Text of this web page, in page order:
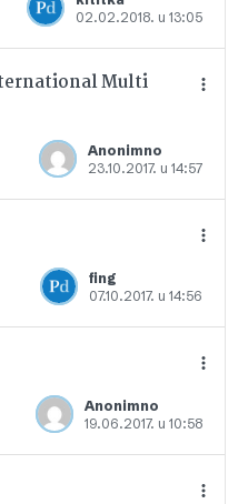
02.02.2018. u 13:05
Dodajte u favorite
Multi
Anonimno
23.10.2017. u 14:57
Dodajte u favorite
fing
07.10.2017. u 14:56
Dodajte u favorite
Anonimno
19.06.2017. u 10:58
Dodajte u favorite